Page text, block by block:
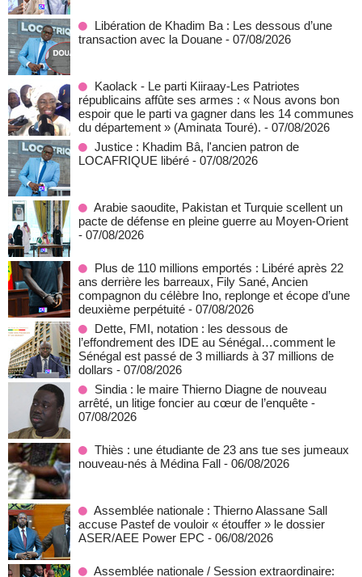
Libération de Khadim Ba : Les dessous d’une
transaction avec la Douane - 07/08/2026
Kaolack - Le parti Kiiraay-Les Patriotes
républicains affûte ses armes : « Nous avons bon
espoir que le parti va gagner dans les 14 communes
du département » (Aminata Touré). - 07/08/2026
Justice : Khadim Bâ, l'ancien patron de
LOCAFRIQUE libéré - 07/08/2026
Arabie saoudite, Pakistan et Turquie scellent un
pacte de défense en pleine guerre au Moyen-Orient
- 07/08/2026
Plus de 110 millions emportés : Libéré après 22
ans derrière les barreaux, Fily Sané, Ancien
compagnon du célèbre Ino, replonge et écope d’une
deuxième perpétuité - 07/08/2026
Dette, FMI, notation : les dessous de
l’effondrement des IDE au Sénégal…comment le
Sénégal est passé de 3 milliards à 37 millions de
dollars - 07/08/2026
Sindia : le maire Thierno Diagne de nouveau
arrêté, un litige foncier au cœur de l’enquête -
07/08/2026
Thiès : une étudiante de 23 ans tue ses jumeaux
nouveau-nés à Médina Fall - 06/08/2026
Assemblée nationale : Thierno Alassane Sall
accuse Pastef de vouloir « étouffer » le dossier
ASER/AEE Power EPC - 06/08/2026
Assemblée nationale / Session extraordinaire: